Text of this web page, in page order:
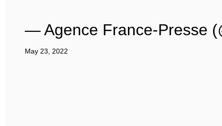
— Agence France-Presse
May 23, 2022